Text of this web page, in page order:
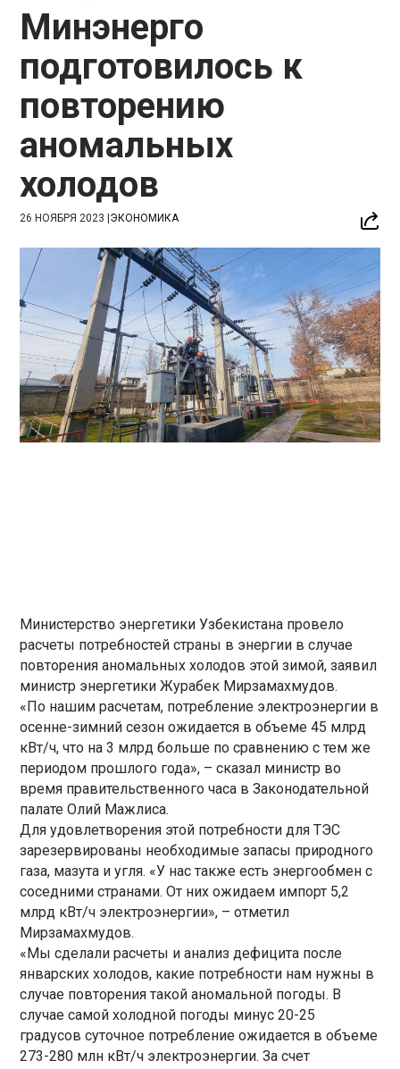
Минэнерго
подготовилось к
повторению
аномальных
холодов
26 НОЯБРЯ 2023 |ЭКОНОМИКА
Министерство энергетики Узбекистана провело
расчеты потребностей страны в энергии в случае
повторения аномальных холодов этой зимой, заявил
министр энергетики Журабек Мирзамахмудов.
«По нашим расчетам, потребление электроэнергии в
осенне-зимний сезон ожидается в объеме 45 млрд
кВт/ч, что на 3 млрд больше по сравнению с тем же
периодом прошлого года», – сказал министр во
время правительственного часа в Законодательной
палате Олий Мажлиса.
Для удовлетворения этой потребности для ТЭС
зарезервированы необходимые запасы природного
газа, мазута и угля. «У нас также есть энергообмен с
соседними странами. От них ожидаем импорт 5,2
млрд кВт/ч электроэнергии», – отметил
Мирзамахмудов.
«Мы сделали расчеты и анализ дефицита после
январских холодов, какие потребности нам нужны в
случае повторения такой аномальной погоды. В
случае самой холодной погоды минус 20-25
градусов суточное потребление ожидается в объеме
273-280 млн кВт/ч электроэнергии. За счет